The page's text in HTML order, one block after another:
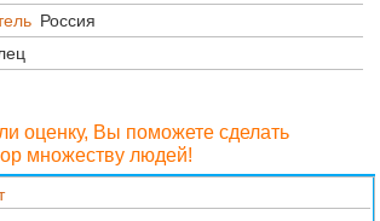
Россия
оценку, Вы поможете сделать
множеству людей!